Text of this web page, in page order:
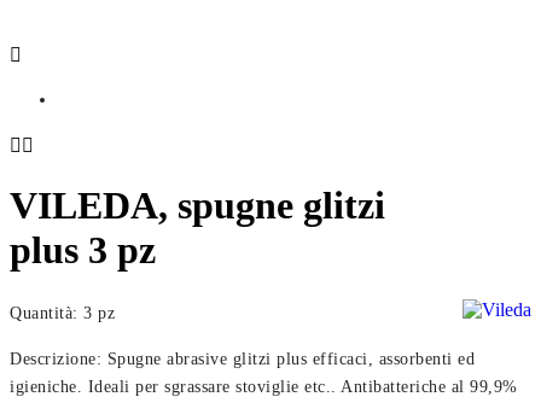

 
VILEDA, spugne glitzi
plus 3 pz
Quantità: 3 pz
Descrizione: Spugne abrasive glitzi plus efficaci, assorbenti ed
igieniche. Ideali per sgrassare stoviglie etc.. Antibatteriche al 99,9%